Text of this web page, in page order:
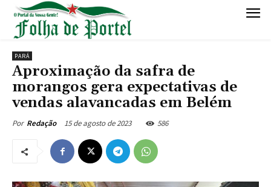
PARÁ
Aproximação da safra de
morangos gera expectativas de
vendas alavancadas em Belém
Por Redação 15 de agosto de 2023 586